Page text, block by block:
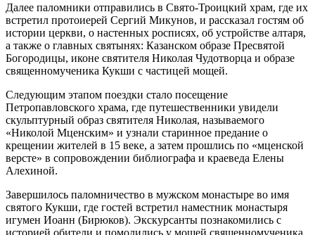
Далее паломники отправились в Свято-Троицкий храм, где их
встретил протоиерей Сергий Микунов, и рассказал гостям об
истории церкви, о настенных росписях, об устройстве алтаря,
а также о главных святынях: Казанском образе Пресвятой
Богородицы, иконе святителя Николая Чудотворца и образе
священномученика Кукши с частицей мощей.
Следующим этапом поездки стало посещение
Петропавловского храма, где путешественники увидели
скульптурный образ святителя Николая, называемого
«Николой Мценским» и узнали старинное предание о
крещении жителей в 15 веке, а затем прошлись по «мценской
версте» в сопровождении библиографа и краеведа Елены
Алехиной.
Завершилось паломничество в мужском монастыре во имя
святого Кукши, где гостей встретил наместник монастыря
игумен Иоанн (Бирюков). Экскурсанты познакомились с
историей обители и помолились у мощей священномученика